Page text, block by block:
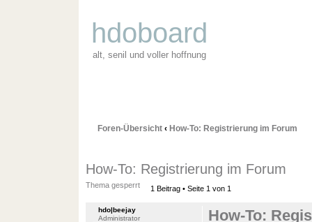
hdoboard
alt, senil und voller hoffnung
Foren-Übersicht ‹ How-To: Registrierung im Forum
How-To: Registrierung im Forum
Thema gesperrt 1 Beitrag • Seite 1 von 1
How-To:
hdo|beejay
Administrator